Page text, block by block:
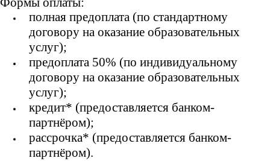
полная предоплата (по стандартному
договору на оказание образовательных
услуг);
предоплата 50% (по индивидуальному
договору на оказание образовательных
услуг);
кредит* (предоставляется банком-
партнёром);
рассрочка* (предоставляется банком-
партнёром).